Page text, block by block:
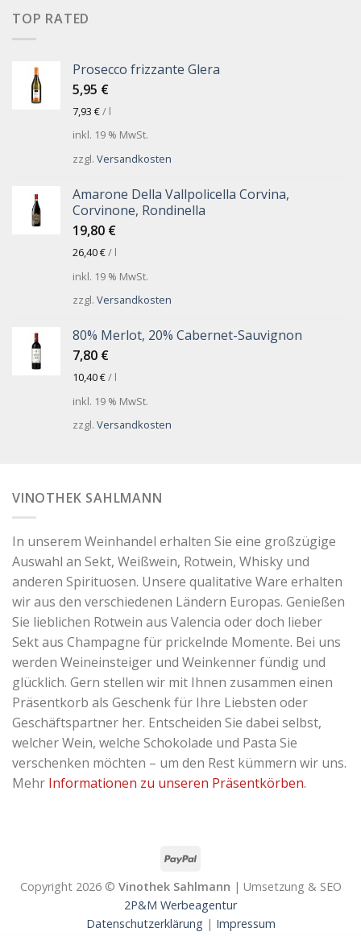
TOP RATED
Prosecco frizzante Glera
5,95 €
7,93 €/ l
inkl. 19 % MwSt.
zzgl. Versandkosten
Amarone Della Vallpolicella Corvina,
Corvinone, Rondinella
19,80 €
26,40€/ l
inkl. 19 % MwSt.
zzgl. Versandkosten
80% Merlot, 20% Cabernet-Sauvignon
7,80 €
10,40€/ l
inkl. 19 % MwSt.
zzgl. Versandkosten
VINOTHEK SAHLMANN
In unserem Weinhandel erhalten Sie eine großzügige
Auswahl an Sekt, Weißwein, Rotwein, Whisky und
anderen Spirituosen. Unsere qualitative Ware erhalten
wir aus den verschiedenen Ländern Europas. Genießen
Sie lieblichen Rotwein aus Valencia oder doch lieber
Sekt aus Champagne für prickelnde Momente. Bei uns
werden Weineinsteiger und Weinkenner fündig und
glücklich. Gern stellen wir mit Ihnen zusammen einen
Präsentkorb als Geschenk für Ihre Liebsten oder
Geschäftspartner her. Entscheiden Sie dabei selbst,
welcher Wein, welche Schokolade und Pasta Sie
verschenken möchten – um den Rest kümmern wir uns.
Mehr Informationen zu unseren Präsentkörben.
Copyright 2026 © Vinothek Sahlmann | Umsetzung & SEO
2P&M Werbeagentur
Datenschutzerklärung | Impressum